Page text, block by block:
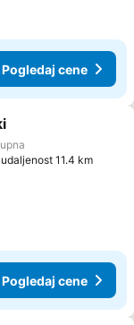
Pogledaj cene
11.4 km
Pogledaj cene